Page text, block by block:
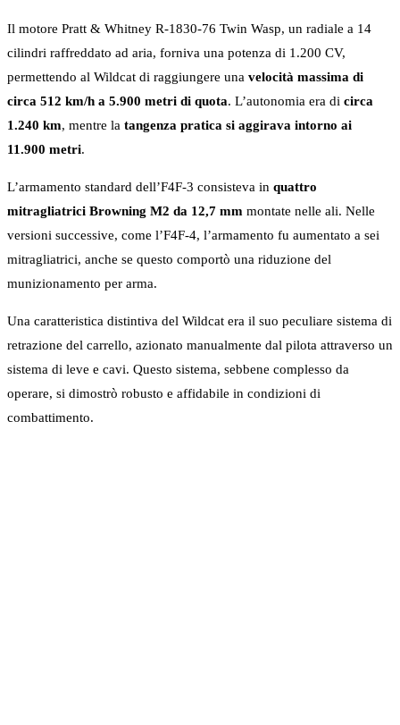
Il motore Pratt & Whitney R-1830-76 Twin Wasp, un radiale a 14
cilindri raffreddato ad aria, forniva una potenza di 1.200 CV,
permettendo al Wildcat di raggiungere una velocità massima di
circa 512 km/h a 5.900 metri di quota. L’autonomia era di circa
1.240 km, mentre la tangenza pratica si aggirava intorno ai
11.900 metri.
L’armamento standard dell’F4F-3 consisteva in quattro
mitragliatrici Browning M2 da 12,7 mm montate nelle ali. Nelle
versioni successive, come l’F4F-4, l’armamento fu aumentato a sei
mitragliatrici, anche se questo comportò una riduzione del
munizionamento per arma.
Una caratteristica distintiva del Wildcat era il suo peculiare sistema di
retrazione del carrello, azionato manualmente dal pilota attraverso un
sistema di leve e cavi. Questo sistema, sebbene complesso da
operare, si dimostrò robusto e affidabile in condizioni di
combattimento.